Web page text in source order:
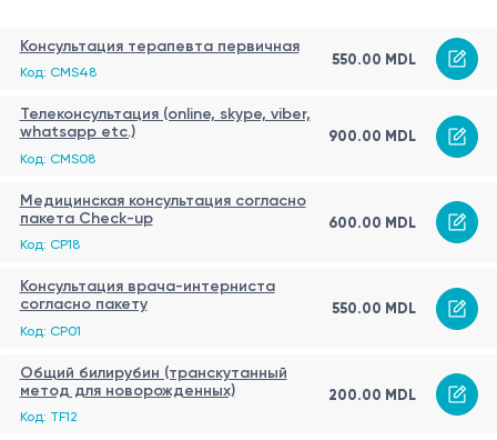
Консультация терапевта первичная
Код: CMS48
550.00 MDL
Телеконсультация (online, skype, viber,
whatsapp etc.)
Код: CMS08
900.00 MDL
Медицинская консультация согласно
пакета Check-up
Код: CP18
600.00 MDL
Консультация врача-интерниста
согласно пакету
Код: CP01
550.00 MDL
Общий билирубин (транскутанный
метод для новорожденных)
Код: TF12
200.00 MDL